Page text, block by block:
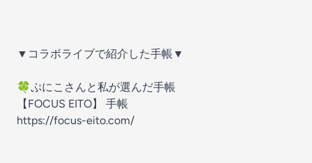
▼コラボライブで紹介した手帳▼
🍀ぷにこさんと私が選んだ手帳
【FOCUS EITO】 手帳
https://focus-eito.com/